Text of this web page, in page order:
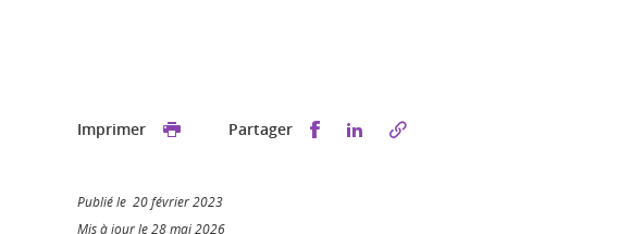
Imprimer Partager Partager sur Facebook
Partager sur LinkedIn
Publié le 20 février 2023
Mis à jour le 28 mai 2026